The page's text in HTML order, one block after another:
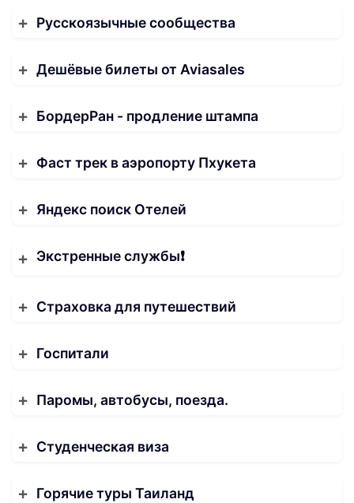
Русскоязычные сообщества
Дешёвые билеты от Aviasales
БордерРан - продление штампа
Фаст трек в аэропорту Пхукета
Яндекс поиск Отелей
Экстренные службы❗️
Страховка для путешествий
Госпитали
Паромы, автобусы, поезда.
Студенческая виза
Горячие туры Таиланд